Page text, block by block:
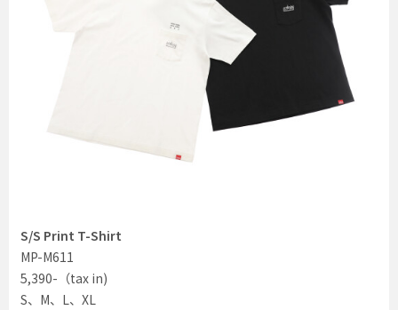
S/S Print T-Shirt
MP-M611
5,390-（tax in)
S、M、L、XL